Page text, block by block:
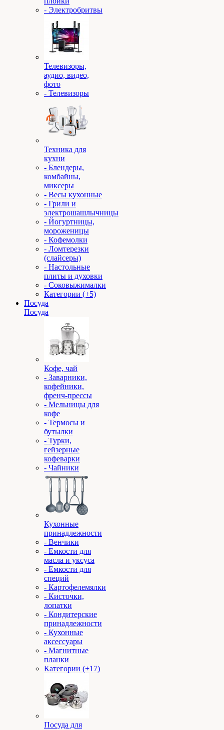
- Электробритвы
Телевизоры,
аудио, видео,
фото
- Телевизоры
Техника для
кухни
- Блендеры,
комбайны,
миксеры
- Весы кухонные
- Грили и
электрошашлычницы
- Йогуртницы,
мороженицы
- Кофемолки
- Ломтерезки
(слайсеры)
- Настольные
плиты и духовки
- Соковыжималки
Категории (+5)
Посуда
Посуда
Кофе, чай
- Заварники,
кофейники,
френч-прессы
- Мельницы для
кофе
- Термосы и
бутылки
- Турки,
гейзерные
кофеварки
- Чайники
Кухонные
принадлежности
- Венчики
- Емкости для
масла и уксуса
- Емкости для
специй
- Картофелемялки
- Кисточки,
лопатки
- Кондитерские
принадлежности
- Кухонные
аксессуары
- Магнитные
планки
Категории (+17)
Посуда для